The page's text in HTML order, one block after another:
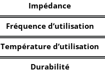
Impédance
Fréquence d’utilisation
Température d’utilisation
Durabilité